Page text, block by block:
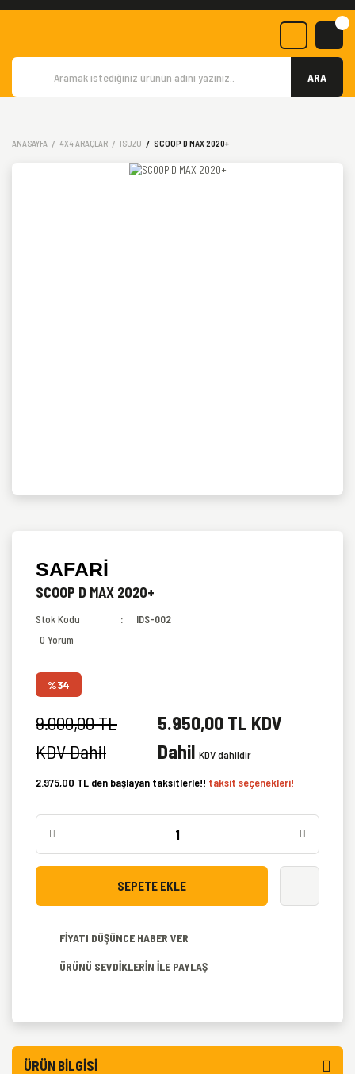
ARA
ANASAYFA 4X4 ARAÇLAR ISUZU SCOOP D MAX 2020+
SAFARI
SCOOP D MAX 2020+
Stok Kodu
IDS-002
0 Yorum
%34
9.000,00 TL
KDV Dahil
5.950,00 TL KDV
DahilKDV dahildir
2.975,00 TL den başlayan taksitlerle!! taksit seçenekleri!
SEPETE EKLE
FİYATI DÜŞÜNCE HABER VER
ÜRÜNÜ SEVDİKLERİN İLE PAYLAŞ
ÜRÜN BILGISI